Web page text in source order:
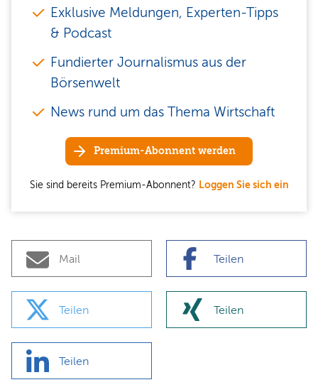
Exklusive Meldungen, Experten-Tipps
& Podcast
Fundierter Journalismus aus der
Börsenwelt
News rund um das Thema Wirtschaft
Premium-Abonnent werden
Sie sind bereits Premium-Abonnent? Loggen Sie sich ein
Mail Teilen
Teilen Teilen
Teilen